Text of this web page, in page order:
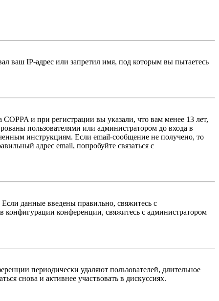
ваш IP-адрес или запретил имя, под которым вы пытаетесь
и при регистрации вы указали, что вам менее 13 лет,
пользователями или администратором до входа в
инструкциям. Если email-сообщение не получено, то
адрес email, попробуйте связаться с
данные введены правильно, свяжитесь с
конференции, свяжитесь с администратором
периодически удаляют пользователей, длительное
снова и активнее участвовать в дискуссиях.